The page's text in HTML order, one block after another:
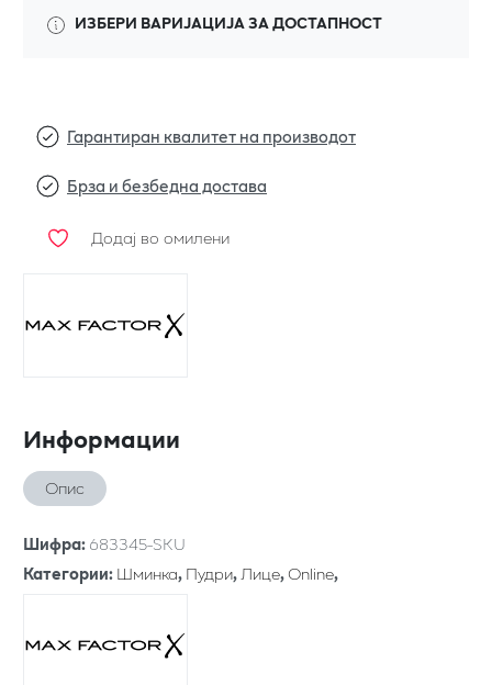
ИЗБЕРИ ВАРИЈАЦИЈА ЗА ДОСТАПНОСТ
Гарантиран квалитет на производот
Брза и безбедна достава
Додај во омилени
Информации
Опис
Шифра:683345-SKU
Категории:Шминка,Пудри,Лице,Online,